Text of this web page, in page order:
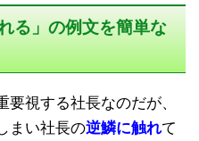
る」の例文を簡単な
要視する社長なのだが、
まい社長の逆鱗に触れて